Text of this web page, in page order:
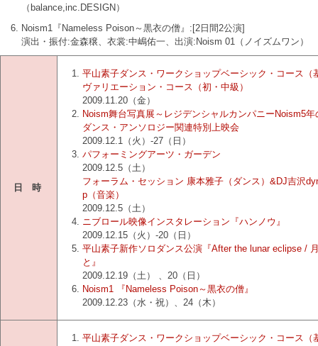
（balance,inc.DESIGN）
Noism1『Nameless Poison～黒衣の僧』:[2日間2公演]
演出・振付:金森穣、衣裳:中嶋佑一、出演:Noism 01（ノイズムワン）
日 時
平山素子ダンス・ワークショップベーシック・コース（
ヴァリエーション・コース（初・中級）
2009.11.20（金）
Noism舞台写真展～レジデンシャルカンパニーNoism5年
ダンス・アンソロジー関連特別上映会
2009.12.1（火）-27（日）
パフォーミングアーツ・ガーデン
2009.12.5（土）
フォーラム・セッション 康本雅子（ダンス）&DJ吉沢
p（音楽）
2009.12.5（土）
ニブロール映像インスタレーション『ハンノウ』
2009.12.15（火）-20（日）
平山素子新作ソロダンス公演『After the lunar eclipse /
と』
2009.12.19（土） 、20（日）
Noism1 『Nameless Poison～黒衣の僧』
2009.12.23（水・祝）、24（木）
平山素子ダンス・ワークショップベーシック・コース（